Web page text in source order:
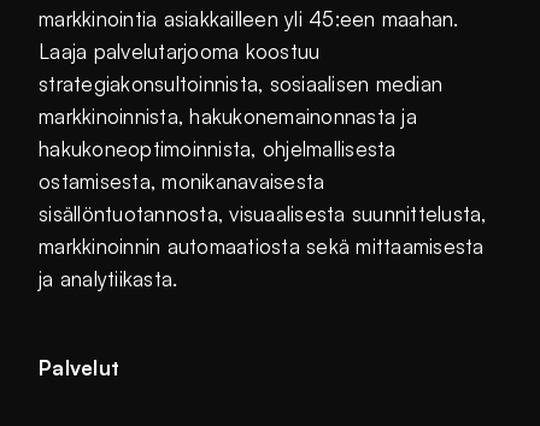
markkinointia asiakkailleen yli 45:een maahan.
Laaja palvelutarjooma koostuu
strategiakonsultoinnista, sosiaalisen median
markkinoinnista, hakukonemainonnasta ja
hakukoneoptimoinnista, ohjelmallisesta
ostamisesta, monikanavaisesta
sisällöntuotannosta, visuaalisesta suunnittelusta,
markkinoinnin automaatiosta sekä mittaamisesta
ja analytiikasta.
Palvelut